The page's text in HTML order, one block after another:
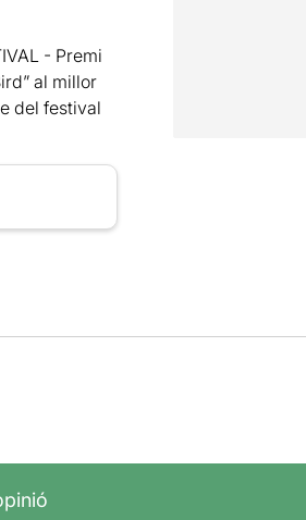
- Premi
al millor
del festival